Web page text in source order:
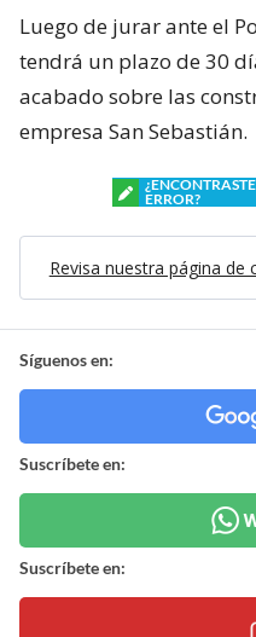
Luego de jurar ante el
tendrá un plazo de 30
acabado sobre las
empresa San Sebastián.
ERROR?
Revisa nuestra página de
Síguenos en:
Suscríbete en:
Suscríbete en: